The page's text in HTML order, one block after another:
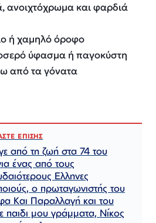
ανοιχτόχρωμα και φαρδιά
ή χαμηλό όροφο
ύφασμα ή παγοκύστη
από τα γόνατα
ΕΠΙΣΗΣ
από τη ζωή στα 74 του
ένας από τους
Ελληνες
ο πρωταγωνιστής του
Και Παραλλαγή και του
παιδι μου γράμματα, Νίκος